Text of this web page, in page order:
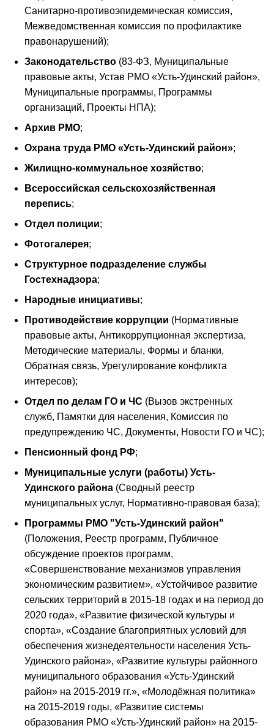
Санитарно-противоэпидемическая комиссия,
Межведомственная комиссия по профилактике
правонарушений);
Законодательство (83-ФЗ, Муниципальные
правовые акты, Устав РМО «Усть-Удинский район»,
Муниципальные программы, Программы
организаций, Проекты НПА);
Архив РМО;
Охрана труда РМО «Усть-Удинский район»;
Жилищно-коммунальное хозяйство;
Всероссийская сельскохозяйственная
перепись;
Отдел полиции;
Фотогалерея;
Структурное подразделение службы
Гостехнадзора;
Народные инициативы;
Противодействие коррупции (Нормативные
правовые акты, Антикоррупционная экспертиза,
Методические материалы, Формы и бланки,
Обратная связь, Урегулирование конфликта
интересов);
Отдел по делам ГО и ЧС (Вызов экстренных
служб, Памятки для населения, Комиссия по
предупреждению ЧС, Документы, Новости ГО и ЧС);
Пенсионный фонд РФ;
Муниципальные услуги (работы) Усть-
Удинского района (Сводный реестр
муниципальных услуг, Нормативно-правовая база);
Программы РМО "Усть-Удинский район"
(Положения, Реестр программ, Публичное
обсуждение проектов программ,
«Совершенствование механизмов управления
экономическим развитием», «Устойчивое развитие
сельских территорий в 2015-18 годах и на период до
2020 года», «Развитие физической культуры и
спорта», «Создание благоприятных условий для
обеспечения жизнедеятельности населения Усть-
Удинского района», «Развитие культуры районного
муниципального образования «Усть-Удинский
район» на 2015-2019 гг.», «Молодёжная политика»
на 2015-2019 годы, «Развитие системы
образования РМО «Усть-Удинский район» на 2015-